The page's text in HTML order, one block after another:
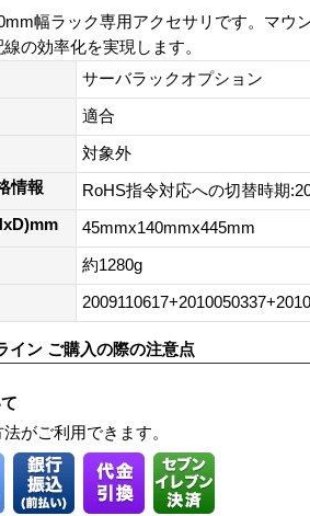
幅ラック専用アクセサリです。マ
の効率化を実現します。
サーバラックオプション
適合
対象外
情報
RoHS指令対応への切替時期
45mmx140mmx445mm
約1280g
イン ご購入の際の注意点
がご利用できます。